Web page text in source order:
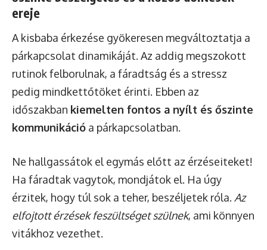
ereje
A kisbaba érkezése gyökeresen megváltoztatja a
párkapcsolat dinamikáját. Az addig megszokott
rutinok felborulnak, a fáradtság és a stressz
pedig mindkettőtöket érinti. Ebben az
időszakban kiemelten fontos a nyílt és őszinte
kommunikáció a párkapcsolatban.
Ne hallgassátok el egymás előtt az érzéseiteket!
Ha fáradtak vagytok, mondjátok el. Ha úgy
érzitek, hogy túl sok a teher, beszéljetek róla. Az
elfojtott érzések feszültséget szülnek, ami könnyen
vitákhoz vezethet.